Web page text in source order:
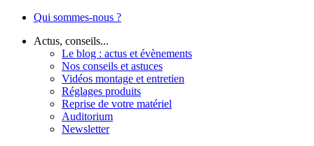
Qui sommes-nous ?
Actus, conseils...
Le blog : actus et évènements
Nos conseils et astuces
Vidéos montage et entretien
Réglages produits
Reprise de votre matériel
Auditorium
Newsletter